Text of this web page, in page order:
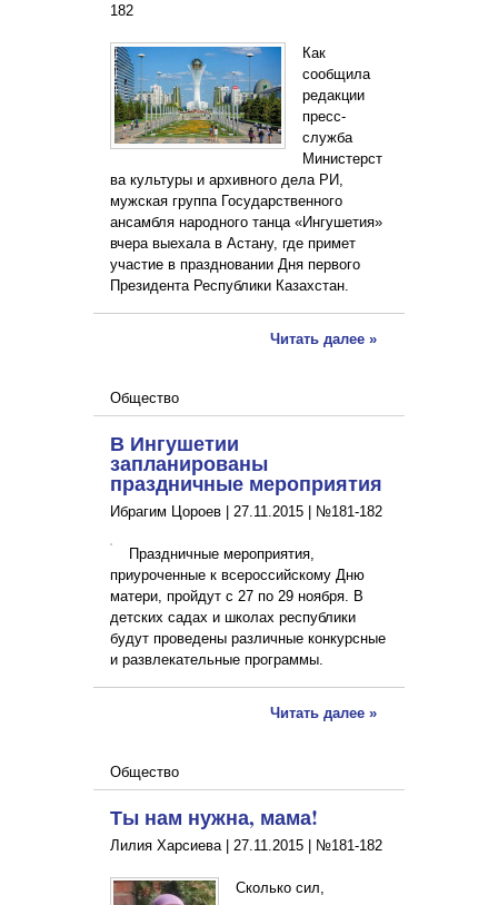
182
Как
сообщила
редакции
пресс-
служба
Министерст
ва культуры и архивного дела РИ,
мужская группа Государственного
ансамбля народного танца «Ингушетия»
вчера выехала в Астану, где примет
участие в праздновании Дня первого
Президента Республики Казахстан.
Читать далее »
Общество
В Ингушетии
запланированы
праздничные мероприятия
Ибрагим Цороев | 27.11.2015 №181-182
Праздничные мероприятия,
приуроченные к всероссийскому Дню
матери, пройдут с 27 по 29 ноября. В
детских садах и школах республики
будут проведены различные конкурсные
и развлекательные программы.
Читать далее »
Общество
Ты нам нужна, мама!
Лилия Харсиева | 27.11.2015 №181-182
Сколько сил,